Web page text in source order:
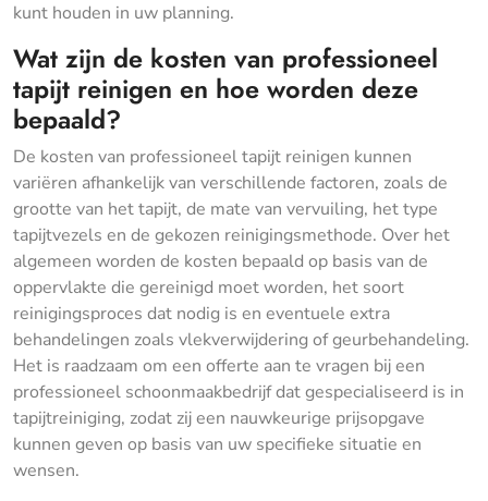
kunt houden in uw planning.
Wat zijn de kosten van professioneel
tapijt reinigen en hoe worden deze
bepaald?
De kosten van professioneel tapijt reinigen kunnen
variëren afhankelijk van verschillende factoren, zoals de
grootte van het tapijt, de mate van vervuiling, het type
tapijtvezels en de gekozen reinigingsmethode. Over het
algemeen worden de kosten bepaald op basis van de
oppervlakte die gereinigd moet worden, het soort
reinigingsproces dat nodig is en eventuele extra
behandelingen zoals vlekverwijdering of geurbehandeling.
Het is raadzaam om een offerte aan te vragen bij een
professioneel schoonmaakbedrijf dat gespecialiseerd is in
tapijtreiniging, zodat zij een nauwkeurige prijsopgave
kunnen geven op basis van uw specifieke situatie en
wensen.